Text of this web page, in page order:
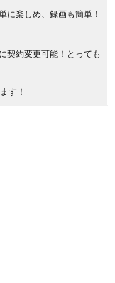
に楽しめ、録画も簡単！
契約変更可能！とっても
す！